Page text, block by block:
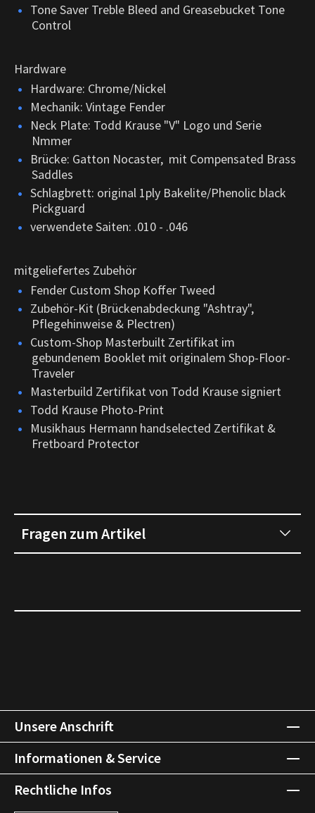
Tone Saver Treble Bleed and Greasebucket Tone
Control
Hardware
Hardware: Chrome/Nickel
Mechanik: Vintage Fender
Neck Plate: Todd Krause "V" Logo und Serie
Nmmer
Brücke: Gatton Nocaster, mit Compensated Brass
Saddles
Schlagbrett: original 1ply Bakelite/Phenolic black
Pickguard
verwendete Saiten: .010 - .046
mitgeliefertes Zubehör
Fender Custom Shop Koffer Tweed
Zubehör-Kit (Brückenabdeckung "Ashtray",
Pflegehinweise & Plectren)
Custom-Shop Masterbuilt Zertifikat im
gebundenem Booklet mit originalem Shop-Floor-
Traveler
Masterbuild Zertifikat von Todd Krause signiert
Todd Krause Photo-Print
Musikhaus Hermann handselected Zertifikat &
Fretboard Protector
Fragen zum Artikel
Unsere Anschrift
Informationen & Service
Rechtliche Infos